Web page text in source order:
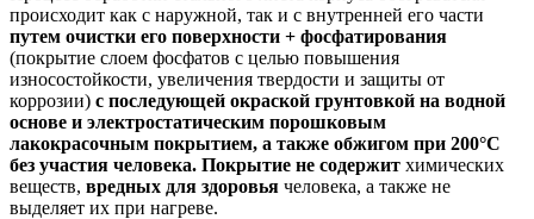
происходит как с наружной, так и с внутренней его части
путем очистки его поверхности + фосфатирования
(покрытие слоем фосфатов с целью повышения
износостойкости, увеличения твердости и защиты от
коррозии) с последующей окраской грунтовкой на водной
основе и электростатическим порошковым
лакокрасочным покрытием, а также обжигом при 200°C
без участия человека. Покрытие не содержит химических
веществ, вредных для здоровья человека, а также не
выделяет их при нагреве.